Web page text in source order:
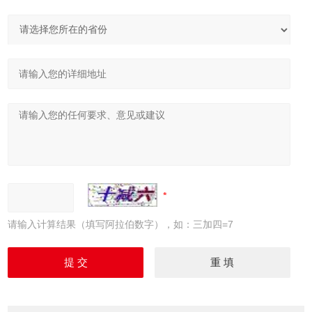
请输入计算结果（填写阿拉伯数字），如：三加四=7